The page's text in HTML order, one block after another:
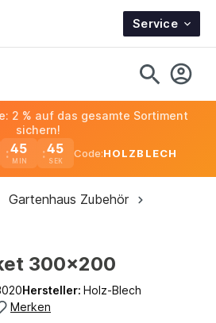
Service
45 44
2 % auf das gesamte Sortiment
sichern!
Code:HOLZBLECH
Gartenhaus Zubehör
300x200
Hersteller: Holz-Blech
Merken